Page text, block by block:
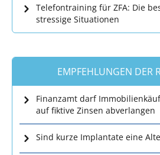
Telefontraining für ZFA: Die
stressige Situationen
EMPFEHLUNGEN DER
Finanzamt darf
auf fiktive Zinsen abverlangen
Sind kurze Implantate eine